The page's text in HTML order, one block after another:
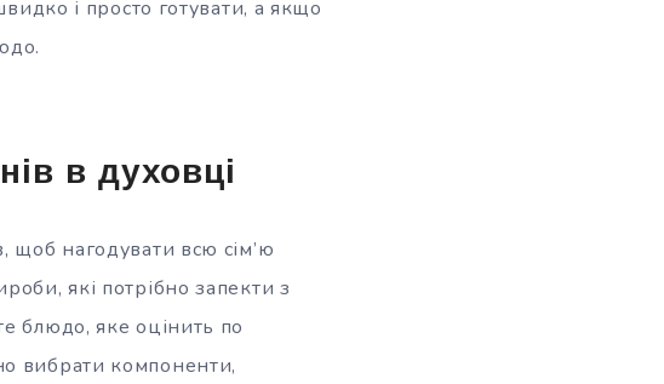
і просто готувати, а якщо
в духовці
щоб нагодувати всю сім’ю
які потрібно запекти з
блюдо, яке оцінить по
вибрати компоненти,